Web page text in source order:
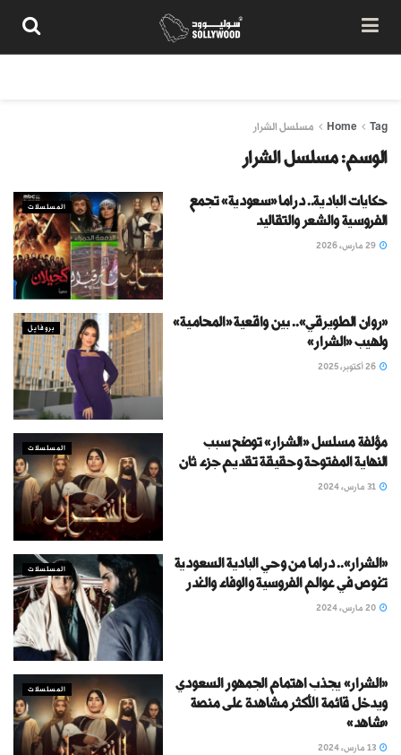
Home Tag مسلسل الشرار
الوسم:مسلسل الشرار
المسلسلات
حكايات البادية.. دراما «سعودية» تجمع
الفروسية والشعر والتقاليد
بروفايل
«روان الطويرقي».. بين واقعية «المحامية»
ولهيب «الشرار»
المسلسلات
مؤلفة مسلسل «الشرار» توضح سبب
النهاية المفتوحة وحقيقة تقديم جزء ثان
المسلسلات
«الشرار».. دراما من وحي البادية السعودية
تغوص في عوالم الفروسية والوفاء والغدر
المسلسلات
«الشرار» يجذب اهتمام الجمهور السعودي
ويدخل قائمة الأكثر مشاهدة على منصة
«شاهد»